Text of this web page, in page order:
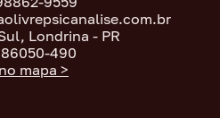
Londrina - PR
86050-490
mapa >